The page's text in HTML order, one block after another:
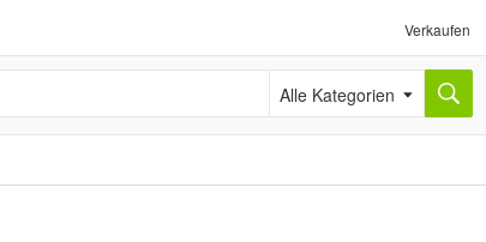
Verkaufen
Alle Kategorien